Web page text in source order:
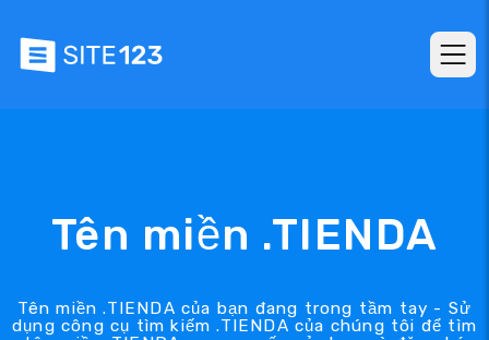
Tên miền .TIENDA
Tên miền .TIENDA của bạn đang trong tầm tay - Sử
dụng công cụ tìm kiếm .TIENDA của chúng tôi để tìm